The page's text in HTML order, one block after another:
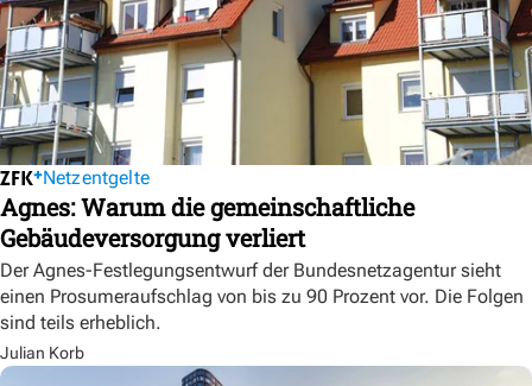
Netzentgelte
Agnes: Warum die gemeinschaftliche
Gebäudeversorgung verliert
Der Agnes-Festlegungsentwurf der Bundesnetzagentur sieht
einen Prosumeraufschlag von bis zu 90 Prozent vor. Die Folgen
sind teils erheblich.
Julian Korb